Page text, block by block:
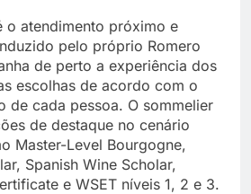
o atendimento próximo e
pelo próprio Romero
de perto a experiência dos
escolhas de acordo com o
de cada pessoa. O sommelier
de destaque no cenário
Master-Level Bourgogne,
Spanish Wine Scholar,
e WSET níveis 1, 2 e 3.